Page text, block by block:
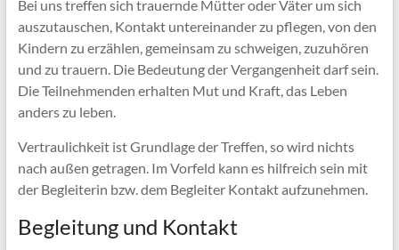
Bei uns treffen sich trauernde Mütter oder Väter um sich
auszutauschen, Kontakt untereinander zu pflegen, von den
Kindern zu erzählen, gemeinsam zu schweigen, zuzuhören
und zu trauern. Die Bedeutung der Vergangenheit darf sein.
Die Teilnehmenden erhalten Mut und Kraft, das Leben
anders zu leben.
Vertraulichkeit ist Grundlage der Treffen, so wird nichts
nach außen getragen. Im Vorfeld kann es hilfreich sein mit
der Begleiterin bzw. dem Begleiter Kontakt aufzunehmen.
Begleitung und Kontakt